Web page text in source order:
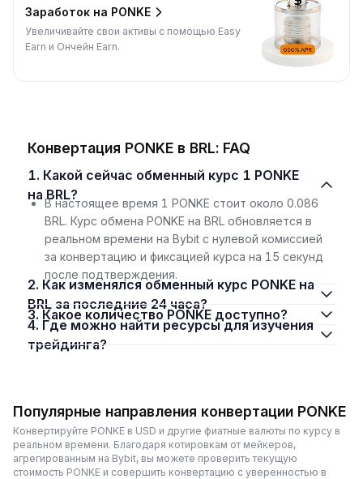
Заработок на PONKE
Увеличивайте свои активы с помощью Easy
Earn и Ончейн Earn.
Конвертация PONKE в BRL: FAQ
1. Какой сейчас обменный курс 1 PONKE
на BRL?
В настоящее время 1 PONKE стоит около 0.086
BRL. Курс обмена PONKE на BRL обновляется в
реальном времени на Bybit с нулевой комиссией
за конвертацию и фиксацией курса на 15 секунд
после подтверждения.
2. Как изменялся обменный курс PONKE на
BRL за последние 24 часа?
3. Какое количество PONKE доступно?
4. Где можно найти ресурсы для изучения
трейдинга?
Популярные направления конвертации PONKE
Конвертируйте PONKE в USD и другие фиатные валюты по курсу в
реальном времени. Благодаря котировкам от мейкеров,
агрегированным на Bybit, вы можете проверить текущую
стоимость PONKE и совершить конвертацию с уверенностью в